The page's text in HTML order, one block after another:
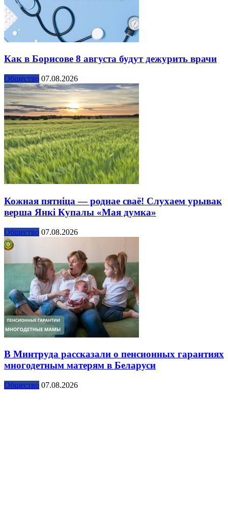
Как в Борисове 8 августа будут дежурить врачи
Общество 07.08.2026
Кожная пятніца — роднае сваё! Слухаем урывак
верша Янкі Купалы «Мая думка»
Общество 07.08.2026
В Минтруда рассказали о пенсионных гарантиях
многодетным матерям в Беларуси
Общество 07.08.2026